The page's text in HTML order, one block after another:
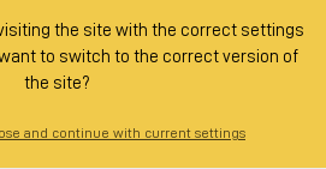
the site with the correct settings
to switch to the correct version of
the site?
and continue with current settings